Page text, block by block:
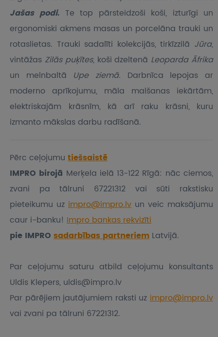
Jašas podi. Te top pārsteidzoši koši, izturīgi un
ergonomiski akmens masas un porcelāna trauki un
rotaslietas. Trauki sadalīti kolekcijās, tirkīzzilā Jūra,
vintāžas Zilās puķītes, koši dzeltenā Leoparda Āfrika
un melnbaltā Upe ziemā. Darbnīca lepojas ar
moderno aprīkojumu, māla malšanas iekārtām,
elektriskajām krāsnīm, kā arī raku krāsni, kuru
izmanto mākslas darbu radīšanā.
Pērc ceļojumu tiešsaistē
IMPRO birojā Merķela ielā 13-122 Rīgā: nāc ciemos,
zvani pa tālruni 67221312 vai sūti rakstisku
pieteikumu uz impro@impro.lv un veic maksājumu
caur i-banku! Impro bankas rekvizīti
pie IMPRO sadarbības partneriem Latvijā.
Par ceļojumu saturu atbild ceļojumu konsultants
Uldis Klepers, uldis@impro.lv
Par pārējiem jautājumiem raksti uz impro@impro.lv
vai zvani pa tālruni 67221312.